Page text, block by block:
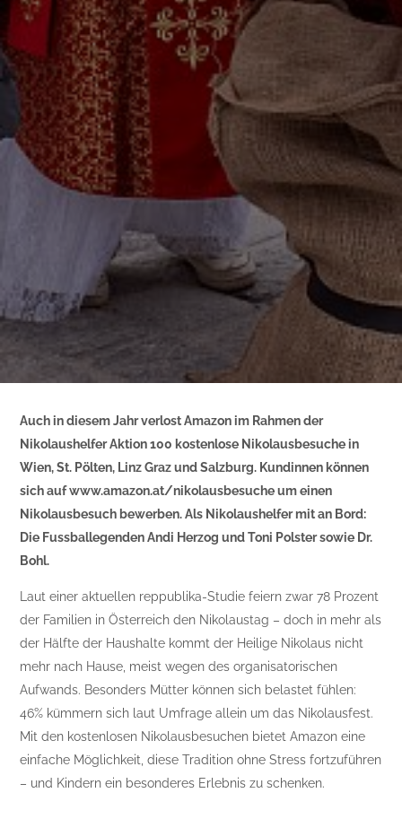
Auch in diesem Jahr verlost Amazon im Rahmen der
Nikolaushelfer Aktion 100 kostenlose Nikolausbesuche in
Wien, St. Pölten, Linz Graz und Salzburg. Kundinnen können
sich auf www.amazon.at/nikolausbesuche um einen
Nikolausbesuch bewerben. Als Nikolaushelfer mit an Bord:
Die Fussballegenden Andi Herzog und Toni Polster sowie Dr.
Bohl.
Laut einer aktuellen reppublika-Studie feiern zwar 78 Prozent
der Familien in Österreich den Nikolaustag – doch in mehr als
der Hälfte der Haushalte kommt der Heilige Nikolaus nicht
mehr nach Hause, meist wegen des organisatorischen
Aufwands. Besonders Mütter können sich belastet fühlen:
46% kümmern sich laut Umfrage allein um das Nikolausfest.
Mit den kostenlosen Nikolausbesuchen bietet Amazon eine
einfache Möglichkeit, diese Tradition ohne Stress fortzuführen
– und Kindern ein besonderes Erlebnis zu schenken.